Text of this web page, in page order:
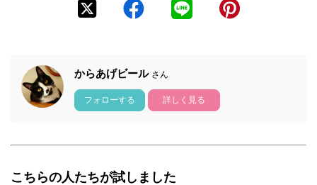
からあげビール さん
フォローする 詳しく見る
こちらの人たちが試しました